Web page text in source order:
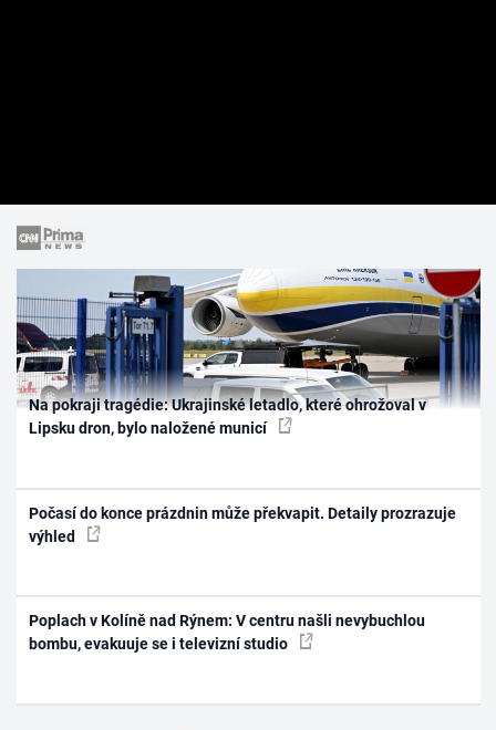
Na pokraji tragédie: Ukrajinské letadlo, které ohrožoval v
Lipsku dron, bylo naložené municí
Počasí do konce prázdnin může překvapit. Detaily prozrazuje
výhled
Poplach v Kolíně nad Rýnem: V centru našli nevybuchlou
bombu, evakuuje se i televizní studio